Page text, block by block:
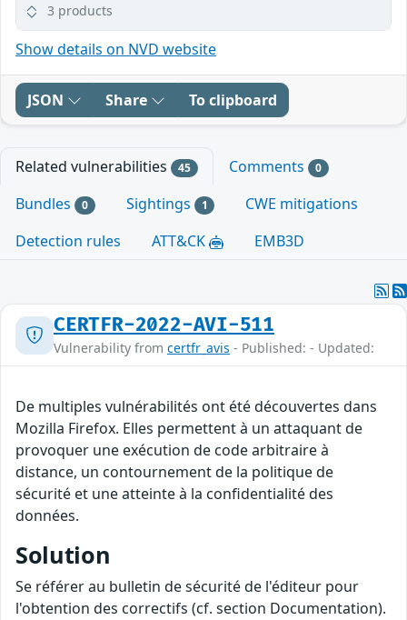
3 products
Show details on NVD website
JSON Share To clipboard
Related vulnerabilities 45 Comments 0
Bundles 0 Sightings 1
CWE mitigations
Detection rules
ATT&CK EMB3D
CERTFR-2022-AVI-511
Vulnerability from certfr_avis - Published: - Updated:
De multiples vulnérabilités ont été découvertes dans
Mozilla Firefox. Elles permettent à un attaquant de
provoquer une exécution de code arbitraire à
distance, un contournement de la politique de
sécurité et une atteinte à la confidentialité des
données.
Solution
Se référer au bulletin de sécurité de l'éditeur pour
l'obtention des correctifs (cf. section Documentation).